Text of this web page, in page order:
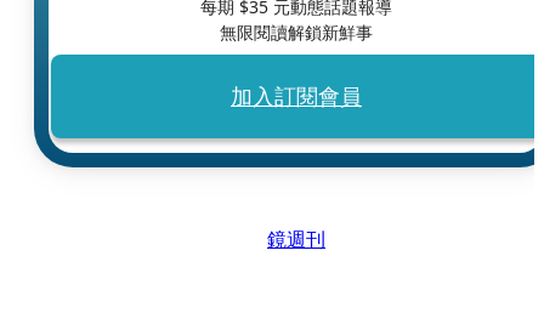
每期 $35 元動態話題報導
無限閱讀解鎖新鮮事
加入訂閱會員
鏡週刊